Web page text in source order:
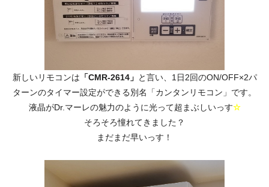
新しいリモコンは 「CMR-2614」 と言い、1日2回のON/OFF×2パ
ターンのタイマー設定ができる別名「カンタンリモコン」です。
液晶がDr.マーレの魅力のように光って超まぶしいっす☆
そろそろ憧れてきました？
まだまだ早いっす！